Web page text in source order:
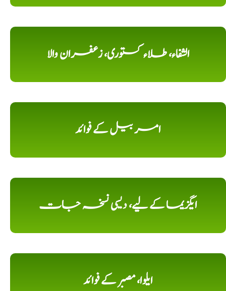
الشفاء، طلاء کستوری، زعفران والا
امر بیل کے فوائد
ایگزیما کے لیے، دیسی نسخہ جات
ایلوا، مصبر کے فوائد